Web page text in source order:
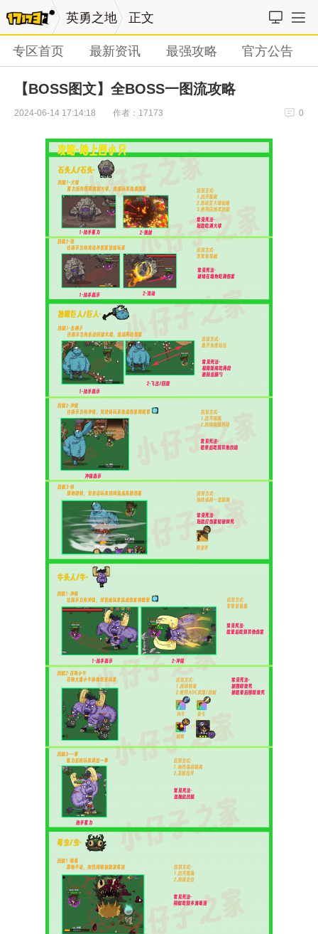
英勇之地 正文
专区首页 最新资讯 最强攻略 官方公告
【BOSS图文】全BOSS一图流攻略
2024-06-14 17:14:18 作者：17173 0